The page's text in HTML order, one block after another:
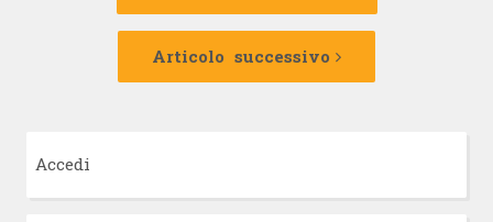
Articolo successivo
Articolo
Accedi